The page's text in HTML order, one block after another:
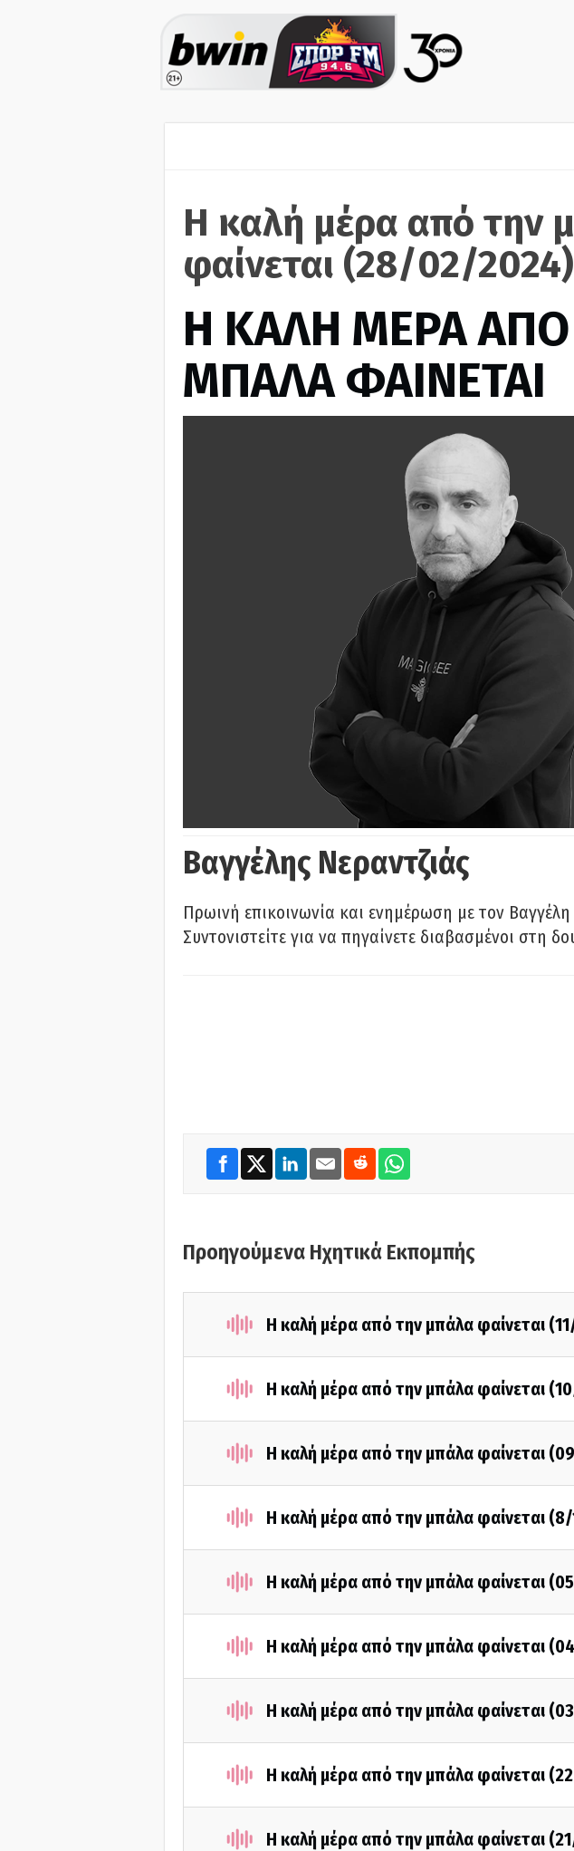
Η καλή μέρα από την
φαίνεται (28/02/2024)
H ΚΑΛΗ ΜΕΡΑ
ΜΠΑΛΑ ΦΑΙΝΕΤΑΙ
Βαγγέλης Νεραντζιάς
Πρωινή επικοινωνία και ενημέρωση με τον Βαγγέλη
Συντονιστείτε για να πηγαίνετε διαβασμένοι στη
Προηγούμενα Ηχητικά Εκπομπής
Η καλή μέρα από την μπάλα φαίνεται
Η καλή μέρα από την μπάλα φαίνεται
Η καλή μέρα από την μπάλα φαίνεται
Η καλή μέρα από την μπάλα φαίνεται
Η καλή μέρα από την μπάλα φαίνεται
Η καλή μέρα από την μπάλα φαίνεται
Η καλή μέρα από την μπάλα φαίνεται
Η καλή μέρα από την μπάλα φαίνεται
Η καλή μέρα από την μπάλα φαίνεται